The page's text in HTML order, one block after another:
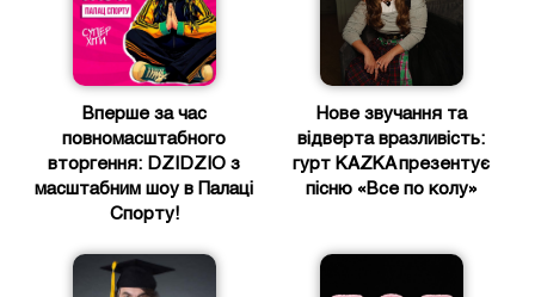
Вперше за час
повномасштабного
вторгення: DZIDZIO з
масштабним шоу в Палаці
Спорту!
Нове звучання та
відверта вразливість:
гурт KAZKA презентує
пісню «Все по колу»